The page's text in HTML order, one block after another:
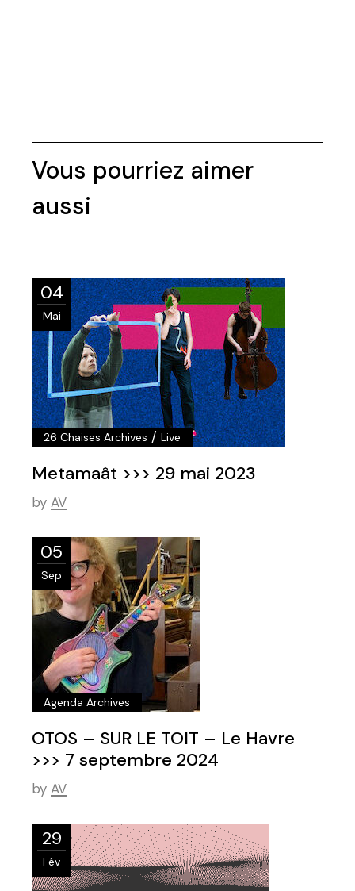
04
Mai
26 Chaises Archives /Live
Metamaât >>> 29 mai 2023
by AV
05
Sep
Agenda Archives
OTOS – SUR LE TOIT – Le Havre
>>> 7 septembre 2024
by AV
29
Fév